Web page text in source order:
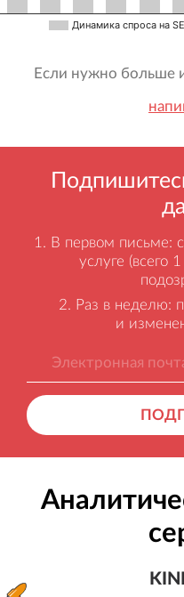
Динамика спроса на
Если нужно больше
В первом письме:
услуге (всего
Раз в неделю:
и